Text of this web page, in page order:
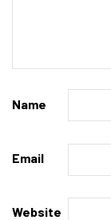
Name
Email
Website